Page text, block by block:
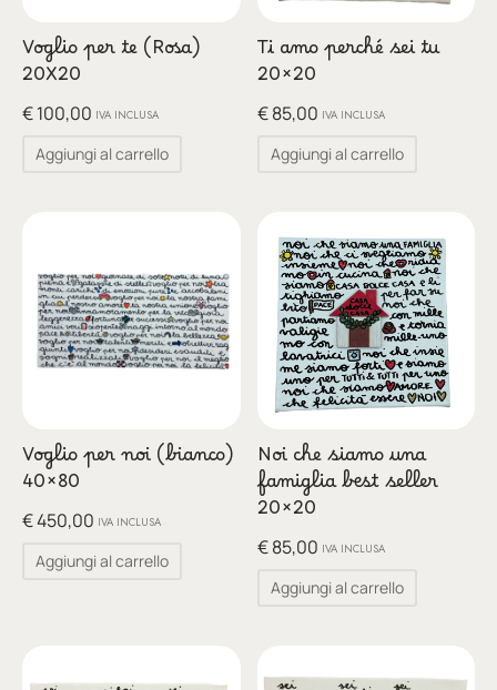
Voglio per te (Rosa)
20X20
€100,00 IVA INCLUSA
Aggiungi al carrello
Ti amo perché sei tu
20×20
€85,00 IVA INCLUSA
Aggiungi al carrello
Voglio per noi (bianco)
40×80
€450,00 IVA INCLUSA
Aggiungi al carrello
Noi che siamo una
famiglia best seller
20×20
€85,00 IVA INCLUSA
Aggiungi al carrello